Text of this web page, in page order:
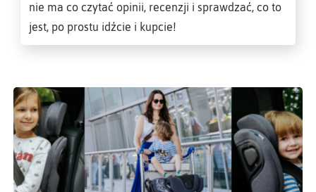
nie ma co czytać opinii, recenzji i sprawdzać, co to
jest, po prostu idźcie i kupcie!